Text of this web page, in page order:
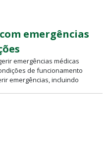
emergências
emergências médicas
de funcionamento
emergências, incluindo